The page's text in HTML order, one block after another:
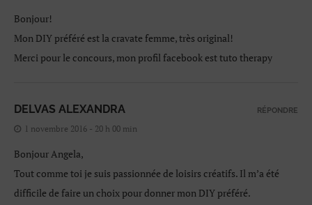
Bonjour!
Mon DIY préféré est la cravate femme, très original!
Merci pour le concours, mon profil facebook est tuto therapy
DELVAS ALEXANDRA
1 novembre 2016 - 20 h 00 min
Bonjour Angela,
Tout comme toi je suis passionnée de loisirs créatifs. Il m’a été
difficile de faire un choix pour donner mon DIY préféré.
RÉPONDRE